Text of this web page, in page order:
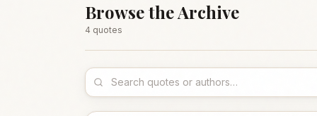
Browse the Archive
4 quotes